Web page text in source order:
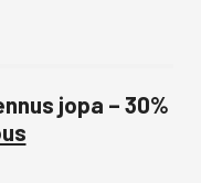
jopa – 30%